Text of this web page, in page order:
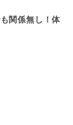
関係無し！体